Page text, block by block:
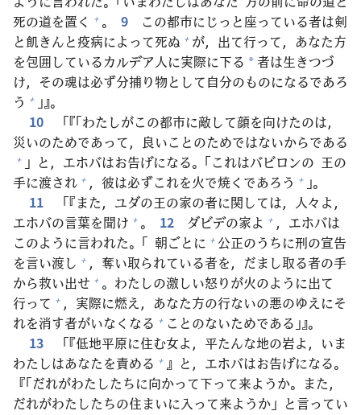
死の道を置く + 。 9 この都市にじっと座っている者は剣
と飢きんと疫病によって死ぬ + が， 出て行って，あなた方
を包囲しているカルデア人に実際に下る * 者は生きつづ
け，その魂は必ず分捕り物として自分のものになるであろ
う + 」』。
10
「『「わたしがこの都市に敵して顔を向けたのは，
災いのためであって， 良いことのためではないからである
+ 」と，エホバはお告げになる。「これはバビロンの 王の
手に渡され + ， 彼は必ずこれを火で焼くであろう + 」。
11
「『また，ユダの王の家の者に関しては， 人々 よ，
エホバの言葉を聞け + 。 12 ダビデの家よ + ，エホバは
このように言われた。「 朝ごとに + 公正のうちに刑の宣告
を言い渡し + ， 奪い取られている者を，だまし取る者の手
から救い出せ + 。わたしの激しい怒りが火のように出て
行って + ， 実際に燃え，あなた方の行ないの悪のゆえにそ
れを消す者がいなくなる + ことのないためである」』。
13
「『低地平原に住む女よ， 平たんな地の岩よ，いま
わたしはあなたを責める + 』と，エホバはお告げになる。
『「だれがわたしたちに向かって下って来ようか。また，
だれがわたしたちの住まいに入って来ようか」と言ってい